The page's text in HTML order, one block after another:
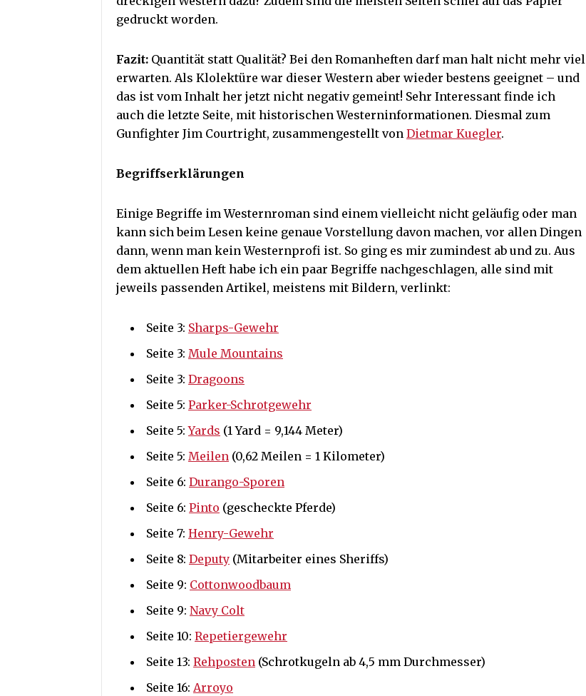
gedruckt worden.
Fazit: Quantität statt Qualität? Bei den Romanheften darf man halt nicht mehr viel
erwarten. Als Klolektüre war dieser Western aber wieder bestens geeignet – und
das ist vom Inhalt her jetzt nicht negativ gemeint! Sehr Interessant finde ich
auch die letzte Seite, mit historischen Westerninformationen. Diesmal zum
Gunfighter Jim Courtright, zusammengestellt von Dietmar Kuegler.
Begriffserklärungen
Einige Begriffe im Westernroman sind einem vielleicht nicht geläufig oder man
kann sich beim Lesen keine genaue Vorstellung davon machen, vor allen Dingen
dann, wenn man kein Westernprofi ist. So ging es mir zumindest ab und zu. Aus
dem aktuellen Heft habe ich ein paar Begriffe nachgeschlagen, alle sind mit
jeweils passenden Artikel, meistens mit Bildern, verlinkt:
Seite 3: Sharps-Gewehr
Seite 3: Mule Mountains
Seite 3: Dragoons
Seite 5: Parker-Schrotgewehr
Seite 5:Yards (1 Yard = 9,144 Meter)
Seite 5: Meilen (0,62 Meilen = 1 Kilometer)
Seite 6: Durango-Sporen
Seite 6: Pinto (gescheckte Pferde)
Seite 7: Henry-Gewehr
Seite 8: Deputy (Mitarbeiter eines Sheriffs)
Seite 9: Cottonwoodbaum
Seite 9: Navy Colt
Seite 10: Repetiergewehr
Seite 13: Rehposten (Schrotkugeln ab 4,5 mm Durchmesser)
Seite 16: Arroyo